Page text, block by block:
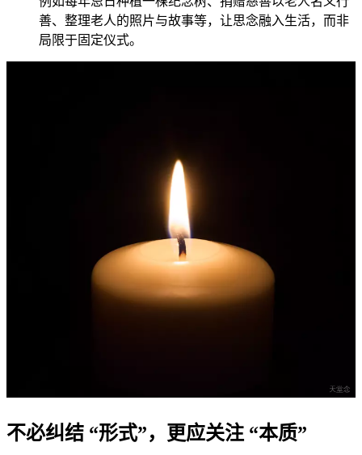
善、整理老人的照片与故事等，让思念融入生活，而非
局限于固定仪式。
不必纠结 “形式”，更应关注 “本质”